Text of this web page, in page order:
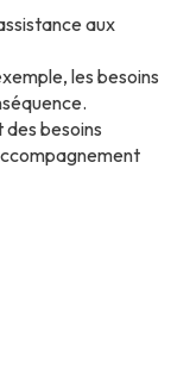
aux
les besoins
besoins